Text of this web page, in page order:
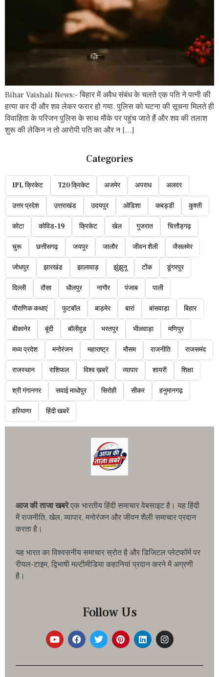
Bihar Vaishali News:- बिहार में अवैध संबंध के चलते एक पति ने पत्नी की
हत्या कर दी और शव लेकर फरार हो गया. पुलिस को घटना की सूचना मिलते ही
विवाहिता के परिजन पुलिस के साथ मौके पर पहुंच जाते हैं और शव की तलाश
शुरू की लेकिन न तो आरोपी पति का और न […]
Categories
IPL क्रिकेट T20 क्रिकेट अजमेर अपराध अलवर
उत्तर प्रदेश उत्तराखंड उदयपुर ओडिशा कबड्डी कुश्ती
कोटा कोविड-19 क्रिकेट खेल गुजरात चित्तौड़गढ़
चुरू छत्तीसगढ़ जयपुर जालौर जीवन शैली जैसलमेर
जोधपुर झारखंड झालावाड़ झुंझुनू टोंक डूंगरपुर
दिल्ली दौसा धौलपुर नागौर पंजाब पाली
पौराणिक कथाएं फुटबॉल बाड़मेर बारां बांसवाड़ा बिहार
बीकानेर बूंदी बॉलीवुड भरतपुर भीलवाड़ा मणिपुर
मध्य प्रदेश मनोरंजन महाराष्ट्र मौसम राजनीति राजसमंद
राजस्थान राशिफल विश्व ख़बरें व्यापार शायरी शिक्षा
श्री गंगानगर सवाई माधोपुर सिरोही सीकर हनुमानगढ़
हरियाणा हिंदी खबरें
आज की ताजा खबरेएक भारतीय हिंदी समाचार वेबसाइट है। यह हिंदी
में राजनीति, खेल, व्यापार, मनोरंजन और जीवन शैली समाचार प्रदान
करता है।
यह भारत का विश्वसनीय समाचार स्रोत है और डिजिटल प्लेटफॉर्म पर
रीयल-टाइम, द्विभाषी मल्टीमीडिया कहानियां प्रदान करने में अग्रणी
है।
Follow Us